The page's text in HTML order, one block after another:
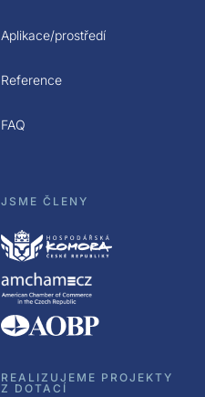
Aplikace/prostředí
Reference
FAQ
JSME ČLENY
REALIZUJEME PROJEKTY
Z DOTACÍ